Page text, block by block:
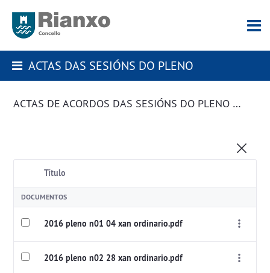
ACTAS DAS SESIÓNS DO PLENO
ACTAS DE ACORDOS DAS SESIÓNS DO PLENO DA CORPORACIÓN
Título
DOCUMENTOS
2016 pleno n01 04 xan ordinario.pdf
2016 pleno n02 28 xan ordinario.pdf